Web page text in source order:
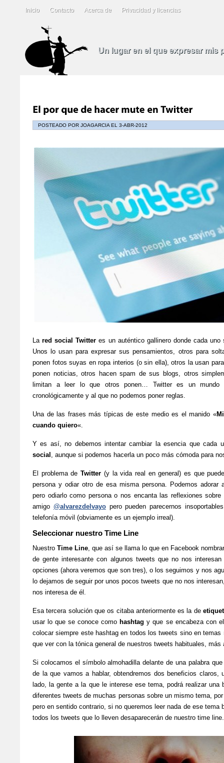
Inicio Contacto Acerca de Privacidad y licencias
Un lugar en el que expresar mis
POSTEADO POR JOAGARCIA EL 3-ABR-2012
Lared social Twitter es un auténtico gallinero donde cada
Unos lo usan para expresar sus pensamientos, otros para
ponen fotos suyas en ropa interios (o sin ella), otros la usan
ponen noticias, otros hacen spam de sus blogs, otros
limitan a leer lo que otros ponen… Twitter es un mundo
cronológicamente y al que no podemos poner reglas.
Una de las frases más típicas de este medio es el manido «
cuando quiero«.
Y es así, no debemos intentar cambiar la esencia que cada
social , aunque si podemos hacerla un poco más cómoda para
El problema deTwitter (y la vida real en general) es que
persona y odiar otro de esa misma persona. Podemos adorar
pero odiarlo como persona o nos encanta las reflexiones
amigo @alvarezdelvayopero pueden parecernos
telefonía móvil (obviamente es un ejemplo irreal).
Seleccionar nuestro Time Line
Nuestro Time Line, que así se llama lo que en Facebook
de gente interesante con algunos tweets que no nos
opciones (ahora veremos que son tres), o los seguimos y nos
lo dejamos de seguir por unos pocos tweets que no nos
nos interesa de él.
Esa tercera solución que os citaba anteriormente es la de
usar lo que se conoce como hashtag y que se encabeza con
colocar siempre este hashtag en todos los tweets sino en
que ver con la tónica general de nuestros tweets habituales, más
Si colocamos el símbolo almohadilla delante de una palabra
de la que vamos a hablar, obtendremos dos beneficios claros,
lado, la gente a la que le interese ese tema, podrá realizar
diferentes tweets de muchas personas sobre un mismo tema,
pero en sentido contrario, si no queremos leer nada de ese tema
todos los tweets que lo lleven desaparecerán de nuestro time line.